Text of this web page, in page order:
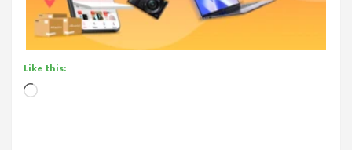
Like this:
Loading…